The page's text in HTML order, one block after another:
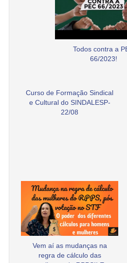
Todos contra a
66/2023!
Curso de Formação Sindical
e Cultural do SINDALESP-
22/08
Vem aí as mudanças na
regra de cálculo das